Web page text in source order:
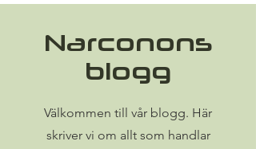
Narconons
blogg
Välkommen till vår blogg. Här
skriver vi om allt som handlar